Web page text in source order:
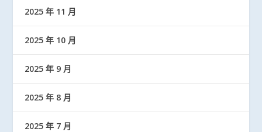
2025 年 11 月
2025 年 10 月
2025 年 9 月
2025 年 8 月
2025 年 7 月